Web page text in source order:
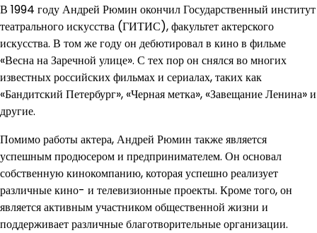
В 1994 году Андрей Рюмин окончил Государственный институт
театрального искусства (ГИТИС), факультет актерского
искусства. В том же году он дебютировал в кино в фильме
«Весна на Заречной улице». С тех пор он снялся во многих
известных российских фильмах и сериалах, таких как
«Бандитский Петербург», «Черная метка», «Завещание Ленина» и
другие.
Помимо работы актера, Андрей Рюмин также является
успешным продюсером и предпринимателем. Он основал
собственную кинокомпанию, которая успешно реализует
различные кино- и телевизионные проекты. Кроме того, он
является активным участником общественной жизни и
поддерживает различные благотворительные организации.